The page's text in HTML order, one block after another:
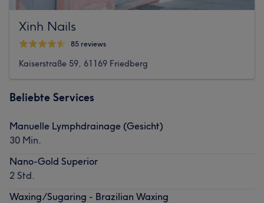
Xinh Nails
85 reviews
Kaiserstraße 59, 61169 Friedberg
Beliebte Services
Manuelle Lymphdrainage (Gesicht)
30 Min.
Nano-Gold Superior
2 Std.
Waxing/Sugaring - Brazilian Waxing